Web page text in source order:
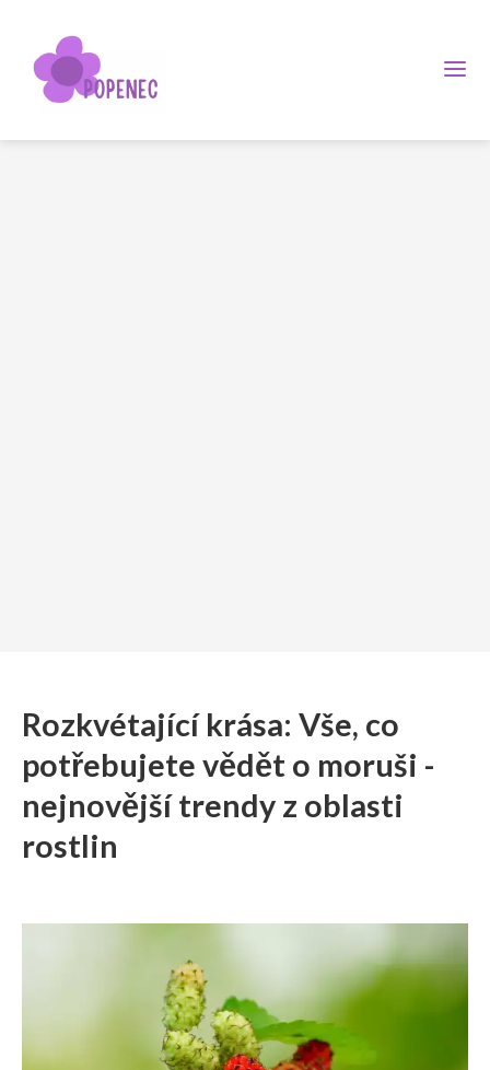
Rozkvétající krása: Vše, co
potřebujete vědět o moruši -
nejnovější trendy z oblasti
rostlin